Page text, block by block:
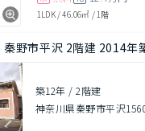
1LDK/46.06㎡ /1階
秦野市平沢 2階建 2014年
築12年 /2階建
神奈川県秦野市平沢